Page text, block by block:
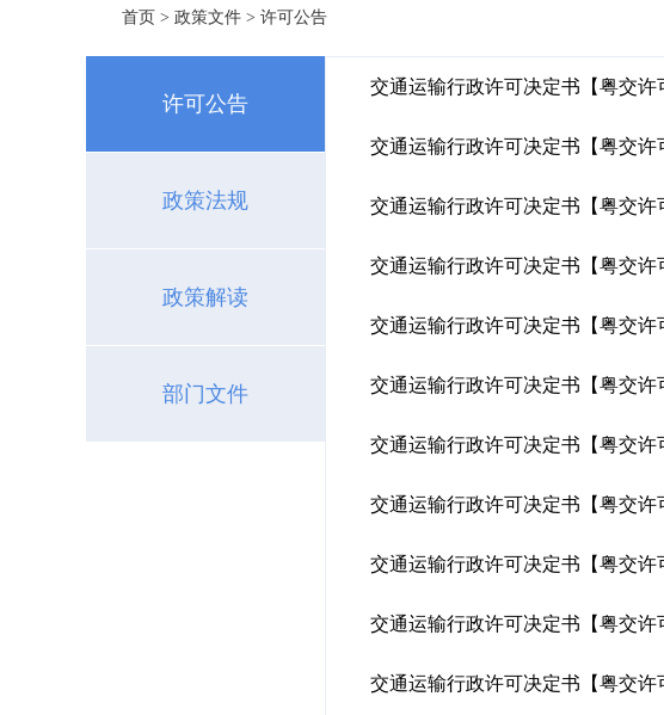
首页 > 政策文件 > 许可公告
许可公告
政策法规
政策解读
部门文件
交通运输行政许可决定书【粤交许
交通运输行政许可决定书【粤交许
交通运输行政许可决定书【粤交许
交通运输行政许可决定书【粤交许
交通运输行政许可决定书【粤交许
交通运输行政许可决定书【粤交许
交通运输行政许可决定书【粤交许
交通运输行政许可决定书【粤交许
交通运输行政许可决定书【粤交许
交通运输行政许可决定书【粤交许
交通运输行政许可决定书【粤交许